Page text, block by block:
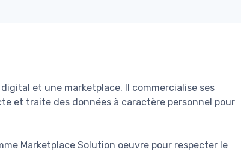
et une marketplace. Il commercialise ses
et traite des données à caractère personnel pour
Marketplace Solution oeuvre pour respecter le